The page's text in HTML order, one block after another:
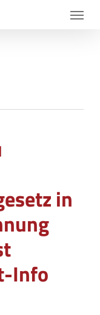
Menu
in
Info